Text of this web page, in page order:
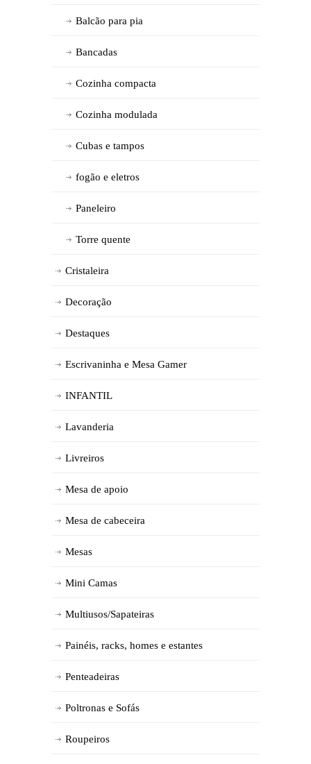
Balcão para pia
Bancadas
Cozinha compacta
Cozinha modulada
Cubas e tampos
fogão e eletros
Paneleiro
Torre quente
Cristaleira
Decoração
Destaques
Escrivaninha e Mesa Gamer
INFANTIL
Lavanderia
Livreiros
Mesa de apoio
Mesa de cabeceira
Mesas
Mini Camas
Multiusos/Sapateiras
Painéis, racks, homes e estantes
Penteadeiras
Poltronas e Sofás
Roupeiros